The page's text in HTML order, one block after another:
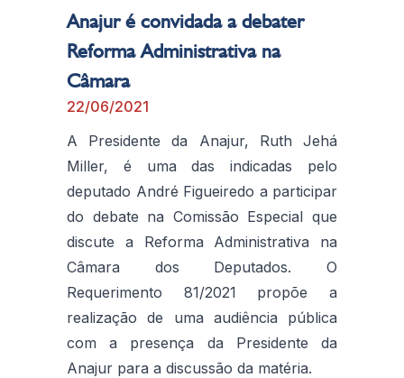
Anajur é convidada a debater
Reforma Administrativa na
Câmara
22/06/2021
A Presidente da Anajur, Ruth Jehá
Miller, é uma das indicadas pelo
deputado André Figueiredo a participar
do debate na Comissão Especial que
discute a Reforma Administrativa na
Câmara dos Deputados. O
Requerimento 81/2021 propõe a
realização de uma audiência pública
com a presença da Presidente da
Anajur para a discussão da matéria.